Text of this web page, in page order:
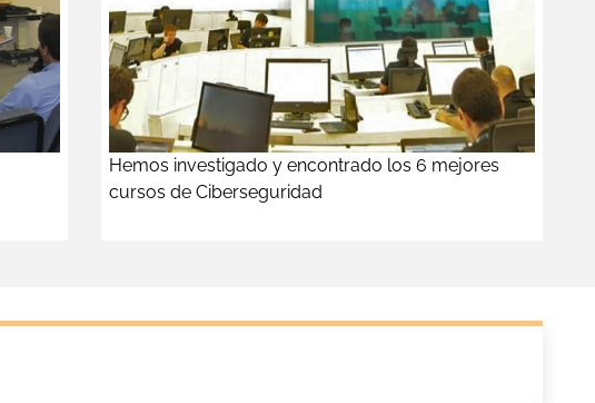
Hemos investigado y encontrado los 6 mejores
cursos de Ciberseguridad